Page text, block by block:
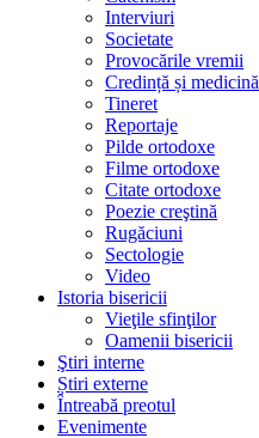
Interviuri
Societate
Provocările vremii
Credință și medicină
Tineret
Reportaje
Pilde ortodoxe
Filme ortodoxe
Citate ortodoxe
Poezie creştină
Rugăciuni
Sectologie
Video
Istoria bisericii
Vieţile sfinţilor
Oamenii bisericii
Ştiri interne
Știri externe
Întreabă preotul
Evenimente